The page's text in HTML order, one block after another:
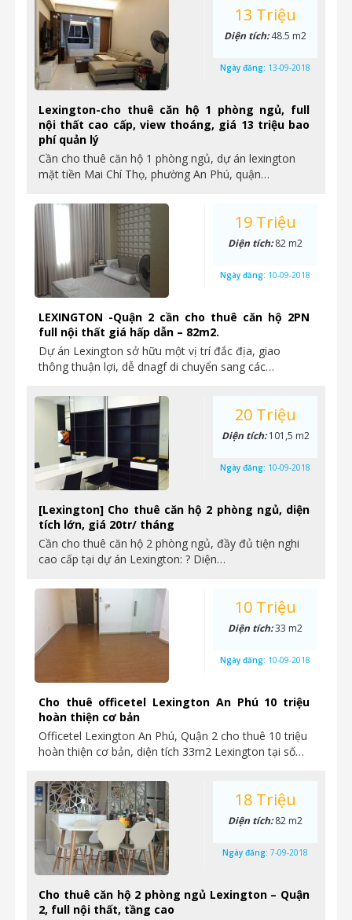
Lexington-cho thuê căn hộ 1 phòng ngủ, full
nội thất cao cấp, view thoáng, giá 13 triệu bao
phí quản lý
Cần cho thuê căn hộ 1 phòng ngủ, dự án lexington
mặt tiền Mai Chí Thọ, phường An Phú, quận…
13 Triệu
Diện tích:48.5 m2
Ngày đăng: 13-09-2018
LEXINGTON -Quận 2 cần cho thuê căn hộ 2PN
full nội thất giá hấp dẫn – 82m2.
Dự án Lexington sở hữu một vị trí đắc địa, giao
thông thuận lợi, dễ dnagf di chuyển sang các…
19 Triệu
Diện tích:82 m2
Ngày đăng: 10-09-2018
[Lexington] Cho thuê căn hộ 2 phòng ngủ, diện
tích lớn, giá 20tr/ tháng
Cần cho thuê căn hộ 2 phòng ngủ, đầy đủ tiện nghi
cao cấp tại dự án Lexington: ? Diện…
20 Triệu
Diện tích:101,5 m2
Ngày đăng: 10-09-2018
Cho thuê officetel Lexington An Phú 10 triệu
hoàn thiện cơ bản
Officetel Lexington An Phú, Quận 2 cho thuê 10 triệu
hoàn thiện cơ bản, diện tích 33m2 Lexington tại số…
10 Triệu
Diện tích:33 m2
Ngày đăng: 10-09-2018
Cho thuê căn hộ 2 phòng ngủ Lexington – Quận
2, full nội thất, tầng cao
18 Triệu
Diện tích:82 m2
Ngày đăng: 7-09-2018